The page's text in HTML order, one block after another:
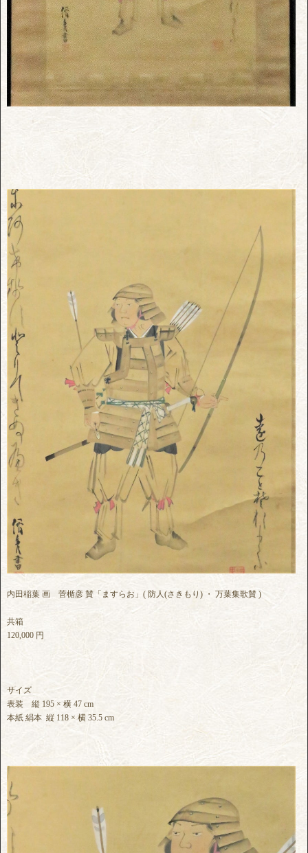
内田稲葉 画 菅楯彦 賛「ますらお」( 防人(さきもり) ・ 万葉集歌賛 )
共箱
120,000 円
サイズ
表装 縦 195 × 横 47 cm
本紙 絹本 縦 118 × 横 35.5 cm